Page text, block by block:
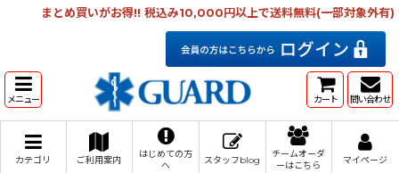
まとめ買いがお得!! 税込み10,000円以上で送料無料(一部対象外有)
メニュー カート 問い合わせ
カテゴリ ご利用案内
はじめての方
へ
スタッフblog
チームオーダ
ーはこちら
マイページ